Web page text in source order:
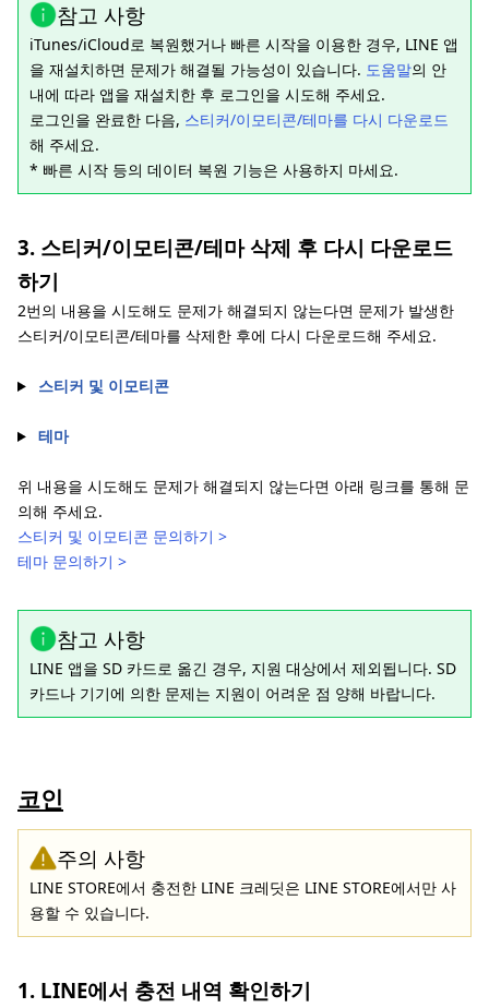
참고 사항
iTunes/iCloud로 복원했거나 빠른 시작을 이용한 경우, LINE 앱
을 재설치하면 문제가 해결될 가능성이 있습니다. 도움말의 안
내에 따라 앱을 재설치한 후 로그인을 시도해 주세요.
로그인을 완료한 다음, 스티커/이모티콘/테마를 다시 다운로드
해 주세요.
* 빠른 시작 등의 데이터 복원 기능은 사용하지 마세요.
3. 스티커/이모티콘/테마 삭제 후 다시 다운로드
하기
2번의 내용을 시도해도 문제가 해결되지 않는다면 문제가 발생한
스티커/이모티콘/테마를 삭제한 후에 다시 다운로드해 주세요.
스티커 및 이모티콘
테마
위 내용을 시도해도 문제가 해결되지 않는다면 아래 링크를 통해 문
의해 주세요.
스티커 및 이모티콘 문의하기 >
테마 문의하기 >
참고 사항
LINE 앱을 SD 카드로 옮긴 경우, 지원 대상에서 제외됩니다. SD
카드나 기기에 의한 문제는 지원이 어려운 점 양해 바랍니다.
코인
주의 사항
LINE STORE에서 충전한 LINE 크레딧은 LINE STORE에서만 사
용할 수 있습니다.
1. LINE에서 충전 내역 확인하기